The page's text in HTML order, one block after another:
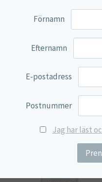
Kosttillskott ersätter inte
Produkten förvaras
Rekommenderas inte till
V- Lämplig för veganer
Du kanske
Förnamn
Efternamn
E-postadress
Postnummer
Jag har läst